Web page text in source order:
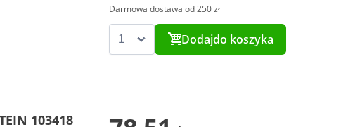
Darmowa dostawa od 250 zł
Dodajdo koszyka
103418